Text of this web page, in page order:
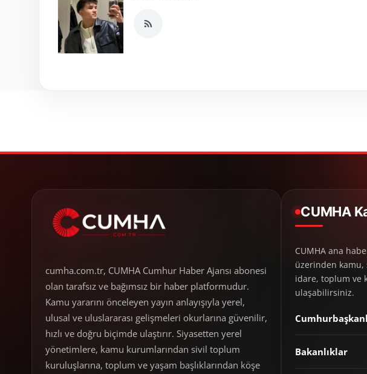
cumha.com.tr, CUMHA Cumhur Haber Ajansı abonesi
olan tarafsız ve bağımsız bir haber platformudur.
Kamu yararını önceleyen yayın anlayışıyla yerel,
ulusal ve uluslararası gelişmeleri okurlarına güvenilir,
hızlı ve doğru biçimde ulaştırır. Siyasetten yerel
yönetimlere, kamu kurumlarından sivil toplum
kuruluşlarına, toplum ve yaşam başlıklarından köşe
CUMHA
CUMHA ana
üzerinden
idare, toplum ve
ulaşabilirsiniz.
Bakanlıklar